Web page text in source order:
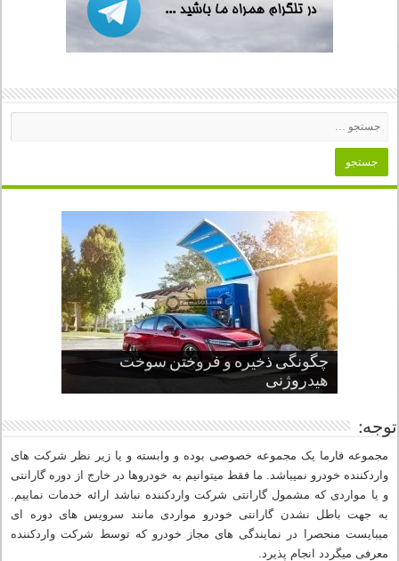
چگونگی ذخیره و فروختن سوخت
هیدروژنی
قدرتمندترین ماسل کارها یا خودروهای
عضلانی امریکایی
چرا نمک باعث خوردگی خودرو می شود؟
پنج کابین جذاب سال های اخیر صنعت
خودروسازی
از صفر تا صد طراحی خودرو قسمت
سوم
توجه:
مجموعه فارما یک مجموعه خصوصی بوده و وابسته و یا زیر نظر شرکت های
واردکننده خودرو نمیباشد. ما فقط میتوانیم به خودروها در خارج از دوره گارانتی
و یا مواردی که مشمول گارانتی شرکت واردکننده نباشد ارائه خدمات نماییم.
به جهت باطل نشدن گارانتی خودرو مواردی مانند سرویس های دوره ای
میبایست منحصرا در نمایندگی های مجاز خودرو که توسط شرکت واردکننده
معرفی میگردد انجام پذیرد.